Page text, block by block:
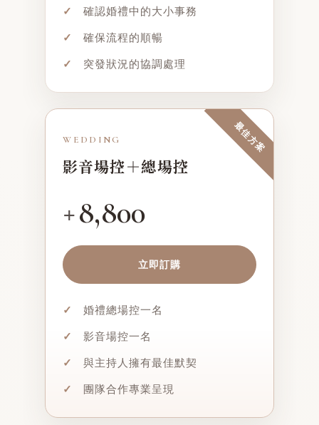
✓ 確認婚禮中的大小事務
✓ 確保流程的順暢
✓ 突發狀況的協調處理
最佳方案
WEDDING
影音場控＋總場控
+8,800
立即訂購
✓ 婚禮總場控一名
✓ 影音場控一名
✓ 與主持人擁有最佳默契
✓ 團隊合作專業呈現